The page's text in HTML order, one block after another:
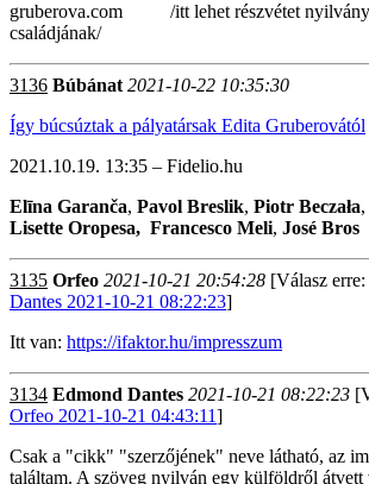
gruberova.com /itt lehet részvétet
családjának/
3136 Búbánat 2021-10-22 10:35:30
Így búcsúztak a pályatársak Edita Gruberovától
2021.10.19. 13:35 – Fidelio.hu
Elīna Garanča, Pavol Breslik, Piotr Beczała,
Lisette Oropesa, Francesco Meli, José Bros
3135 Orfeo 2021-10-21 20:54:28 [Válasz erre:
Dantes 2021-10-21 08:22:23]
Itt van: https://ifaktor.hu/impresszum
3134 Edmond Dantes 2021-10-21 08:22:23
Orfeo 2021-10-21 04:43:11]
Csak a "cikk" "szerzőjének" neve látható, az
találtam. A szöveg nyilván egy külföldről